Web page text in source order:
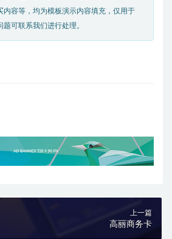
内容等，均为模板演示内容填充，仅用于
可联系我们进行处理。
上一篇
高丽商务卡